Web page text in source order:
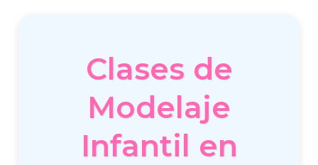
Clases de
Modelaje
Infantil en